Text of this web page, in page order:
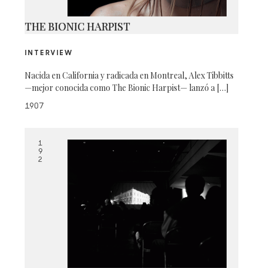
THE BIONIC HARPIST
INTERVIEW
Nacida en California y radicada en Montreal, Alex Tibbitts
—mejor conocida como The Bionic Harpist— lanzó a […]
1907
1
9
2